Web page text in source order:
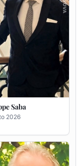
Deiana
2026